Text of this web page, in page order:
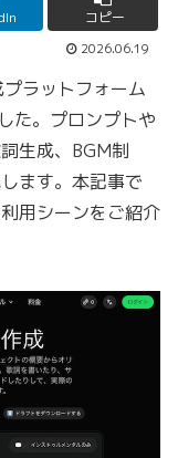
コピー
2026.06.19
ラットフォーム
た。プロンプトや
生成、BGM制
ます。本記事で
用シーンをご紹介